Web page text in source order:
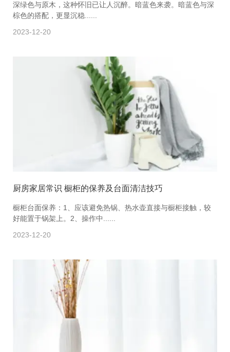
深绿色与原木，这种怀旧已让人沉醉。暗蓝色来袭。暗蓝色与深
棕色的搭配，更显沉稳......
2023-12-20
厨房家居常识 橱柜的保养及台面清洁技巧
橱柜台面保养：1、应该避免热锅、热水壶直接与橱柜接触，较
好能置于锅架上。2、操作中......
2023-12-20